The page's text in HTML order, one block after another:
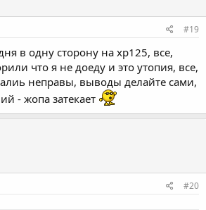
#19
в одну сторону на хр125, все,
что я не доеду и это утопия, все,
неправы, выводы делайте сами,
- жопа затекает
#20